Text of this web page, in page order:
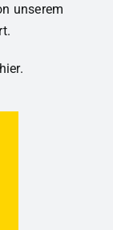
unserem